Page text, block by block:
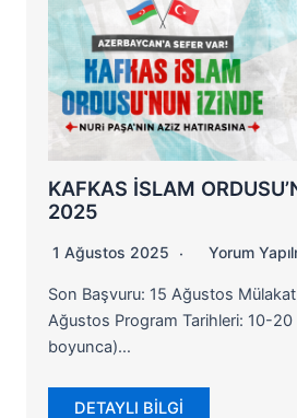
KAFKAS İSLAM
2025
1 Ağustos 2025 Yorum
Son Başvuru: 15 Ağustos
Ağustos Program Tarihleri: 10-20
boyunca)…
DETAYLI BİLGİ